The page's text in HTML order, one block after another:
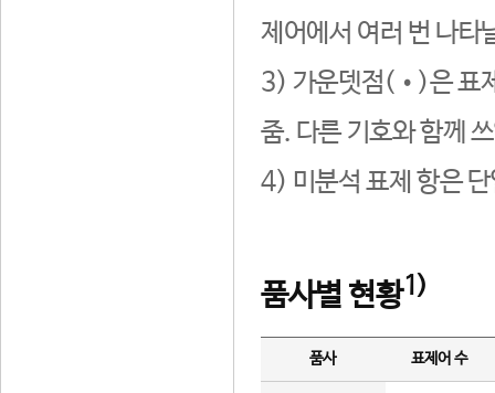
제어에서 여러 번 나타
3) 가운뎃점(•)은 표
줌. 다른 기호와 함께
4) 미분석 표제 항은
품사별 현황1)
품사 표제어 수